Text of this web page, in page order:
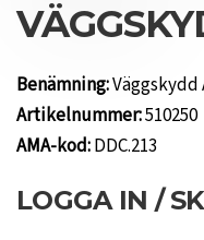
Benämning:Väggskydd
Artikelnummer:510250
AMA-kod:DDC.213
LOGGA IN /